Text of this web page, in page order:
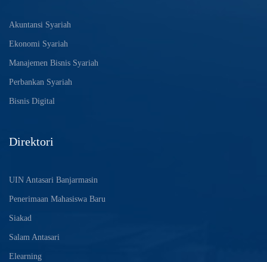
Akuntansi Syariah
Ekonomi Syariah
Manajemen Bisnis Syariah
Perbankan Syariah
Bisnis Digital
Direktori
UIN Antasari Banjarmasin
Penerimaan Mahasiswa Baru
Siakad
Salam Antasari
Elearning